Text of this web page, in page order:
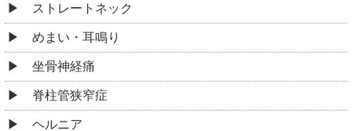
ストレートネック
めまい・耳鳴り
坐骨神経痛
脊柱管狭窄症
ヘルニア